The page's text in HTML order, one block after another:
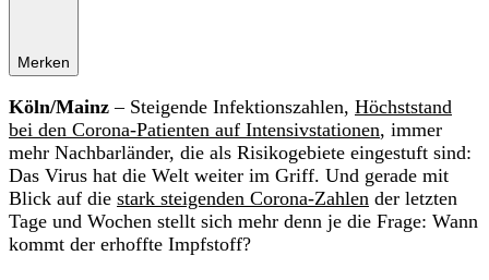
Merken
Köln/Mainz – Steigende Infektionszahlen, Höchststand
bei den Corona-Patienten auf Intensivstationen, immer
mehr Nachbarländer, die als Risikogebiete eingestuft sind:
Das Virus hat die Welt weiter im Griff. Und gerade mit
Blick auf die stark steigenden Corona-Zahlen der letzten
Tage und Wochen stellt sich mehr denn je die Frage: Wann
kommt der erhoffte Impfstoff?